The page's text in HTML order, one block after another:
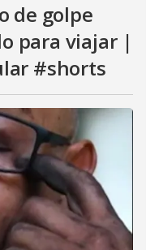
de golpe
para viajar |
#shorts